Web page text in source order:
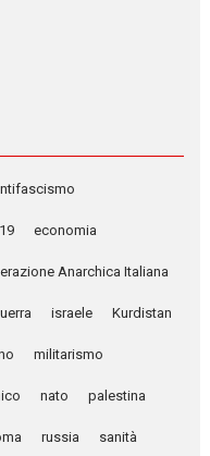
economia
Anarchica Italiana
israele Kurdistan
militarismo
nato palestina
russia sanità